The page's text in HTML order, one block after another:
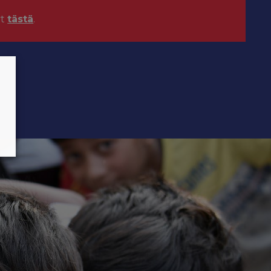
tästä.